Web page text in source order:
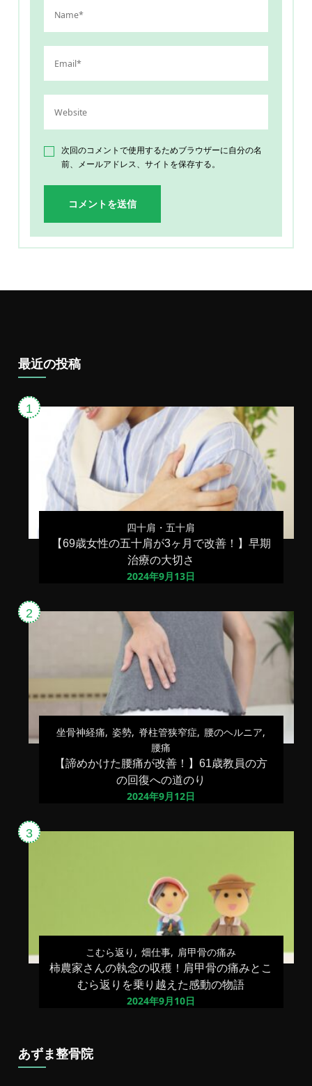
次回のコメントで使用するためブラウザーに自分の名
前、メールアドレス、サイトを保存する。
最近の投稿
四十肩・五十肩
【69歳女性の五十肩が3ヶ月で改善！】早期
治療の大切さ
2024年9月13日
坐骨神経痛 姿勢 脊柱管狭窄症
腰のヘルニア
腰痛
【諦めかけた腰痛が改善！】61歳教員の方
の回復への道のり
2024年9月12日
こむら返り 畑仕事 肩甲骨の痛み
柿農家さんの執念の収穫！肩甲骨の痛みとこ
むら返りを乗り越えた感動の物語
2024年9月10日
あずま整骨院